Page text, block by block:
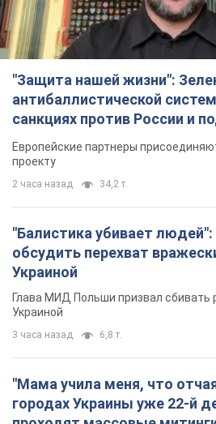
Глава МИД Польши призвал сбивать
Украиной
3 часа назад 6,8 т.
"Мама учила меня, что
городах Украины уже 22-й
проходят массовые
Федорова. Фото и видео
В разных регионах страны люди по-
акции